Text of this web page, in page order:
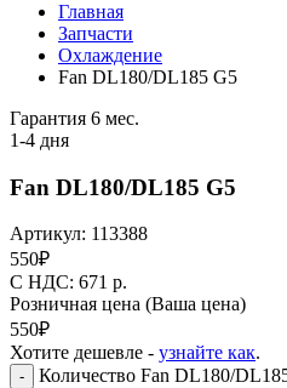
Главная
Запчасти
Охлаждение
Fan DL180/DL185 G5
Гарантия 6 мес.
1-4 дня
Fan DL180/DL185 G5
Артикул: 113388
550₽
C НДС: 671 р.
Розничная цена (Ваша цена)
550₽
Хотите дешевле - узнайте как.
- Количество Fan DL180/